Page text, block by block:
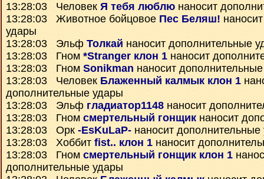
13:28:03 Человек Я тебя люблю наносит
13:28:03 Животное бойцовое Пес Беляш!
удары
13:28:03 Эльф Толкай наносит дополнительные
13:28:03 Гном *Stranger клон 1 наносит
13:28:03 Гном Sonikman наносит
13:28:03 Человек Блаженный калмык клон 1
дополнительные удары
13:28:03 Эльф гладиатор1148 наносит
13:28:03 Гном смертельный гонщик наносит
13:28:03 Орк -EsKuLaP- наносит
13:28:03 Хоббит fist.. клон 1 наносит
13:28:03 Гном смертельный гонщик клон 1
дополнительные удары